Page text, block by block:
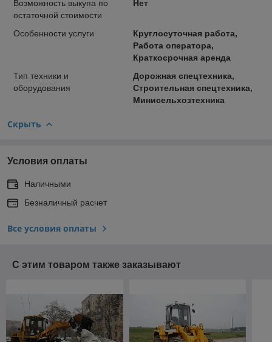
Возможность выкупа по
остаточной стоимости
Нет
Особенности услуги
Круглосуточная работа,
Работа оператора,
Краткосрочная аренда
Тип техники и
оборудования
Дорожная спецтехника,
Строительная спецтехника,
Минисельхозтехника
Скрыть
Условия оплаты
Наличными
Безналичный расчет
Все условия оплаты
С этим товаром также заказывают